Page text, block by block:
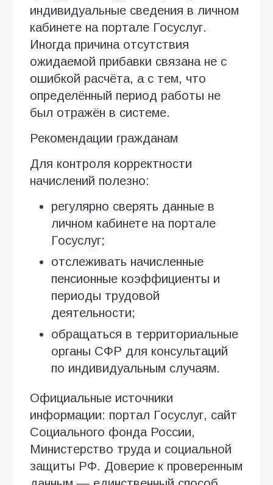
индивидуальные сведения в личном
кабинете на портале Госуслуг.
Иногда причина отсутствия
ожидаемой прибавки связана не с
ошибкой расчёта, а с тем, что
определённый период работы не
был отражён в системе.
Рекомендации гражданам
Для контроля корректности
начислений полезно:
регулярно сверять данные в
личном кабинете на портале
Госуслуг;
отслеживать начисленные
пенсионные коэффициенты и
периоды трудовой
деятельности;
обращаться в территориальные
органы СФР для консультаций
по индивидуальным случаям.
Официальные источники
информации: портал Госуслуг, сайт
Социального фонда России,
Министерство труда и социальной
защиты РФ. Доверие к проверенным